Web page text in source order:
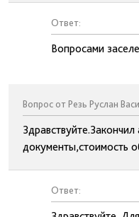
Ответ:
Вопросами
Вопрос от Резь Руслан
документы,стоимость
Ответ: